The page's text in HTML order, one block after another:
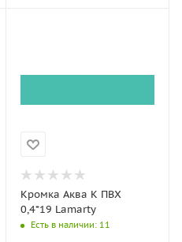
Кромка Аква К ПВХ
0,4*19 Lamarty
Есть в наличии: 11